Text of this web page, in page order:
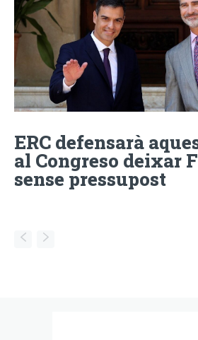
ERC defensarà
al Congreso deixar
sense pressupost